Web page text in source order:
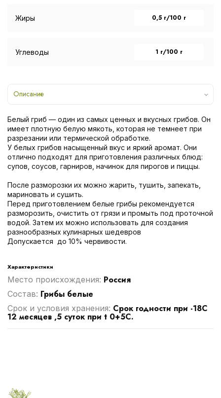
Жиры 0,5 г/100 г
Углеводы 1 г/100 г
Описание
Белый гриб — один из самых ценных и вкусных грибов. Он
имеет плотную белую мякоть, которая не темнеет при
разрезании или термической обработке.
У белых грибов насыщенный вкус и яркий аромат. Они
отлично подходят для приготовления различных блюд:
супов, соусов, гарниров, начинок для пирогов и пиццы.
После разморозки их можно жарить, тушить, запекать,
мариновать и сушить.
Перед приготовлением белые грибы рекомендуется
разморозить, очистить от грязи и промыть под проточной
водой. Затем их можно использовать для создания
разнообразных кулинарных шедевров
Допускается до 10% червивости.
Характеристики
Место происхождения: Россия
Cостав: Грибы белые
Срок и условия хранения: Срок годности при -18С
12 месяцев ,5 суток при t 0+5С.